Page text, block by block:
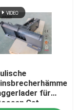
für
Cat